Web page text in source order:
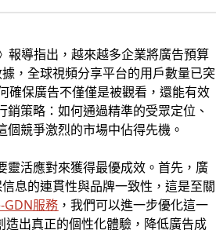
報導指出，越來越多企業將廣告預算
，全球視頻分享平台的用戶數量已突
確保廣告不僅僅是被觀看，還能有效
策略：如何通過精準的受眾定位、
競爭激烈的市場中佔得先機。
靈活應對來獲得最優成效。首先，廣
息的連貫性與品牌一致性，這是至關
GDN服務 ，我們可以進一步優化這一
造出真正的個性化體驗，降低廣告成